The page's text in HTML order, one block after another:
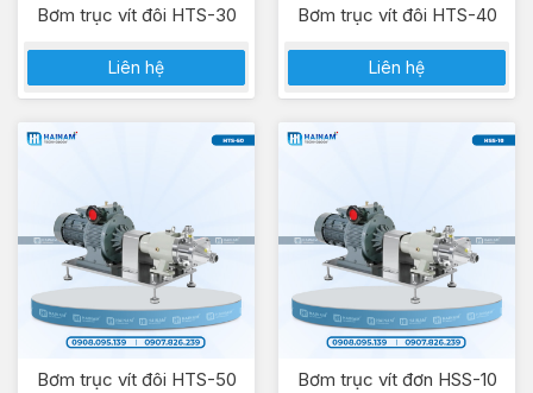
Bơm trục vít đôi HTS-30
Liên hệ
Bơm trục vít đôi HTS-40
Liên hệ
Bơm trục vít đôi HTS-50 Bơm trục vít đơn HSS-10